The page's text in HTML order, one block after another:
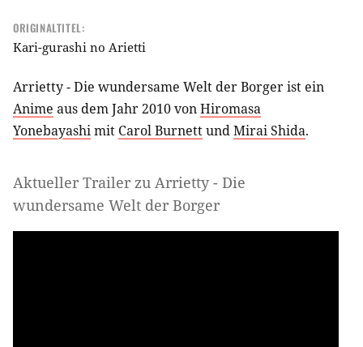
ORIGINALTITEL:
Kari-gurashi no Arietti
Arrietty - Die wundersame Welt der Borger ist ein
Anime aus dem Jahr 2010 vonHiromasa
Yonebayashimit Carol BurnettundMirai Shida.
Aktueller Trailer zu Arrietty - Die
wundersame Welt der Borger